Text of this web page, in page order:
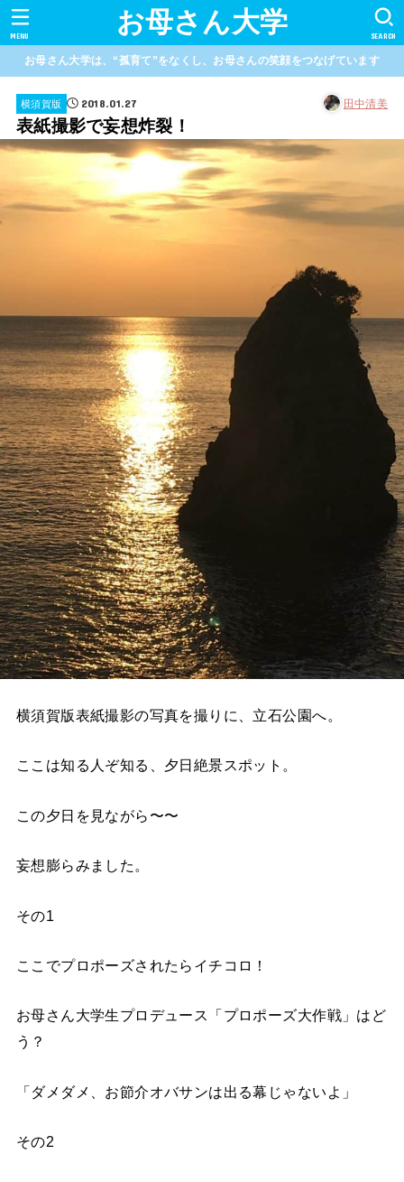
お母さん大学 SEARCH
MENU
お母さん大学は、“孤育て”をなくし、お母さんの笑顔をつなげています
横須賀版 2018.01.27 田中清美
表紙撮影で妄想炸裂！
横須賀版表紙撮影の写真を撮りに、立石公園へ。
ここは知る人ぞ知る、夕日絶景スポット。
この夕日を見ながら〜〜
妄想膨らみました。
その1
ここでプロポーズされたらイチコロ！
お母さん大学生プロデュース「プロポーズ大作戦」はど
う？
「ダメダメ、お節介オバサンは出る幕じゃないよ」
その2